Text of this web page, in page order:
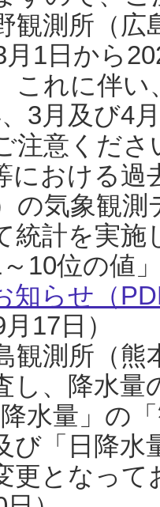
観測所（
月1日から
これに伴い
3月及び4
注意くだ
における過
の気象観
統計を実
10位の値
知らせ（
17日）
観測所（熊
し、降水
降水量」の
び「日降
更となっ